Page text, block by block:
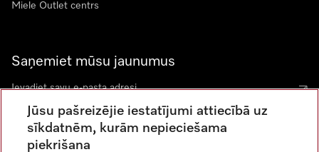
Miele Outlet centrs
Saņemiet mūsu jaunumus
Jūsu pašreizējie iestatījumi attiecībā uz
sīkdatnēm, kurām nepieciešama
piekrišana